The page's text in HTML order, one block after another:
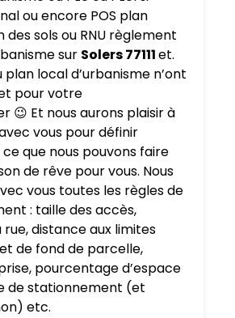
ou encore POS plan
des sols ou RNU règlement
sur Solers 77111et.
plan local d’urbanisme n’ont
pour votre
😉 Et nous aurons plaisir à
vous pour définir
que nous pouvons faire
de rêve pour vous. Nous
vous toutes les règles de
: taille des accès,
distance aux limites
de fond de parcelle,
pourcentage d’espace
de stationnement (et
etc.